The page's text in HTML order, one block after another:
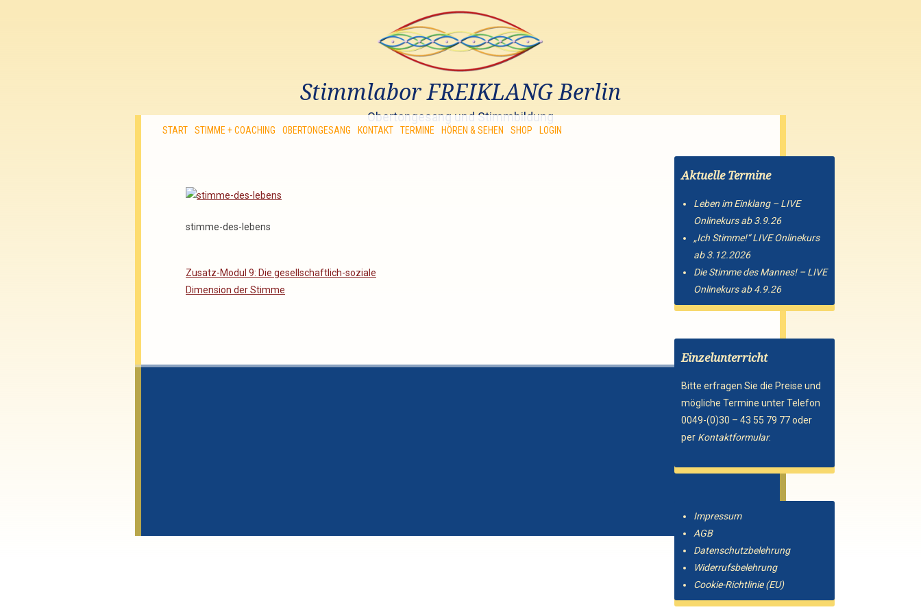
Stimmlabor FREIKLANG Berlin
Obertongesang und Stimmbildung
START STIMME + COACHING OBERTONGESANG KONTAKT TERMINE HÖREN & SEHEN SHOP LOGIN
stimme-des-lebens
Zusatz-Modul 9: Die gesellschaftlich-soziale
Dimension der Stimme
Aktuelle Termine
Leben im Einklang – LIVE
Onlinekurs ab 3.9.26
„Ich Stimme!“ LIVE Onlinekurs
ab 3.12.2026
Die Stimme des Mannes! – LIVE
Onlinekurs ab 4.9.26
Einzelunterricht
Bitte erfragen Sie die Preise und
mögliche Termine unter Telefon
0049-(0)30 – 43 55 79 77 oder
per Kontaktformular.
Impressum
AGB
Datenschutzbelehrung
Widerrufsbelehrung
Cookie-Richtlinie (EU)